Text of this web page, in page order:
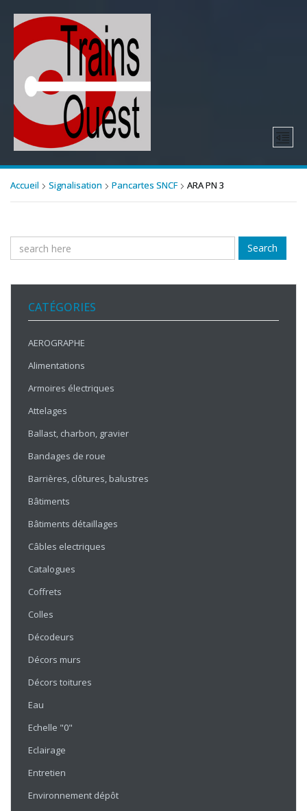
Accueil Signalisation Pancartes SNCF ARA PN 3
Search
CATÉGORIES
AEROGRAPHE
Alimentations
Armoires électriques
Attelages
Ballast, charbon, gravier
Bandages de roue
Barrières, clôtures, balustres
Bâtiments
Bâtiments détaillages
Câbles electriques
Catalogues
Coffrets
Colles
Décodeurs
Décors murs
Décors toitures
Eau
Echelle "0"
Eclairage
Entretien
Environnement dépôt